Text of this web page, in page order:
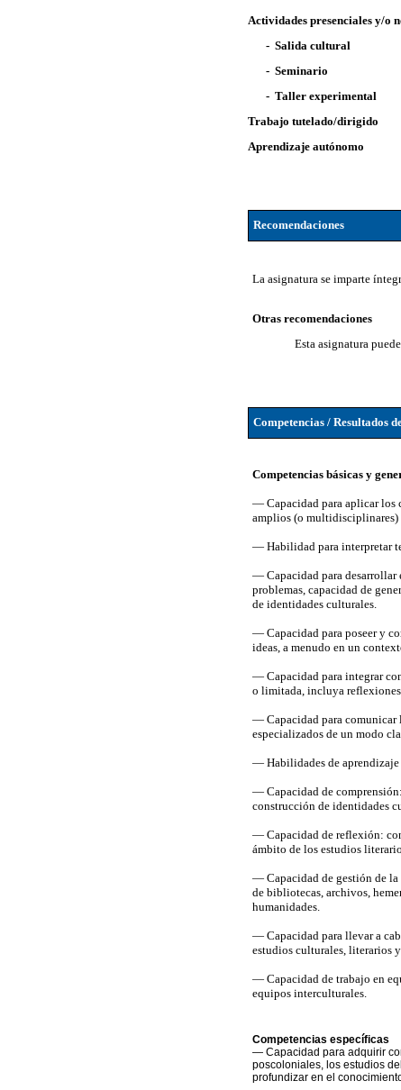
Actividades presenciales y/o
- Salida cultural
- Seminario
- Taller experimental
Trabajo tutelado/dirigido
Aprendizaje autónomo
Recomendaciones
La asignatura se imparte
Otras recomendaciones
Esta asignatura
Competencias / Resultados
Competencias básicas y
— Capacidad para aplicar los
amplios (o multidisciplinares)
— Habilidad para interpretar
— Capacidad para desarrollar
problemas, capacidad de
de identidades culturales.
— Capacidad para poseer y
ideas, a menudo en un
— Capacidad para integrar
o limitada, incluya
— Capacidad para comunicar
especializados de un modo
— Habilidades de aprendizaje
— Capacidad de
construcción de identidades
— Capacidad de reflexión:
ámbito de los estudios
— Capacidad de gestión de
de bibliotecas, archivos,
humanidades.
— Capacidad para llevar a
estudios culturales, literarios
— Capacidad de trabajo en
equipos interculturales.
Competencias específicas
— Capacidad para adquirir
poscoloniales, los estudios
profundizar en el